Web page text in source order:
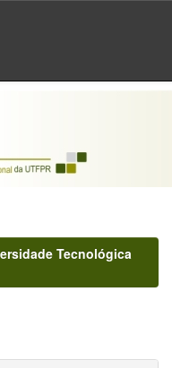
Tecnológica